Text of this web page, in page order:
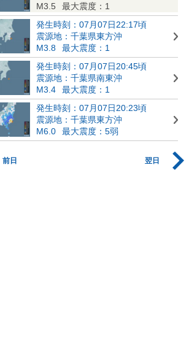
M3.5
最大震度：1
発生時刻：07月07日22:17頃
震源地：千葉県東方沖
M3.8
最大震度：1
発生時刻：07月07日20:45頃
震源地：千葉県南東沖
M3.4
最大震度：1
発生時刻：07月07日20:23頃
震源地：千葉県東方沖
M6.0
最大震度：5弱
前日 翌日